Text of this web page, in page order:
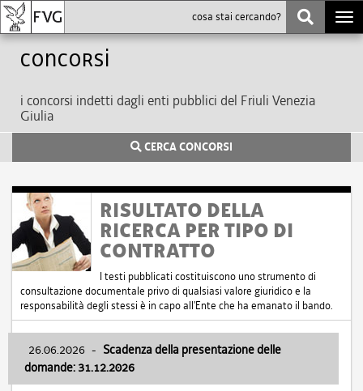
Concorsi
i concorsi indetti dagli enti pubblici del Friuli Venezia
Giulia
CERCA CONCORSI
RISULTATO DELLA
RICERCA PER TIPO DI
CONTRATTO
I testi pubblicati costituiscono uno strumento di
consultazione documentale privo di qualsiasi valore giuridico e la
responsabilità degli stessi è in capo all'Ente che ha emanato il bando.
26.06.2026 - Scadenza della presentazione delle
domande: 31.12.2026